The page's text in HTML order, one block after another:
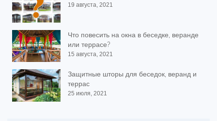
19 августа, 2021
Что повесить на окна в беседке, веранде
или террасе?
15 августа, 2021
Защитные шторы для беседок, веранд и
террас
25 июля, 2021